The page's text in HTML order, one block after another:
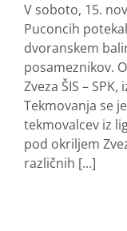
V soboto, 15.
Puconcih
dvoranskem
posameznikov.
Zveza ŠIS –
Tekmovanja se
tekmovalcev iz
pod okriljem
različnih [...]